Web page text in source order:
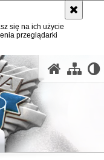
się na ich użycie
przeglądarki